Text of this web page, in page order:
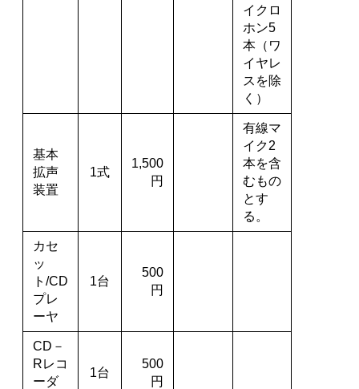
イクロ
ホン5
本（ワ
イヤレ
スを除
く）
基本
拡声
装置
1式
1,500
円
有線マ
イク2
本を含
むもの
とす
る。
カセ
ッ
ト/CD
プレ
ーヤ
1台
500
円
CD－
Rレコ
ーダ
1台
500
円